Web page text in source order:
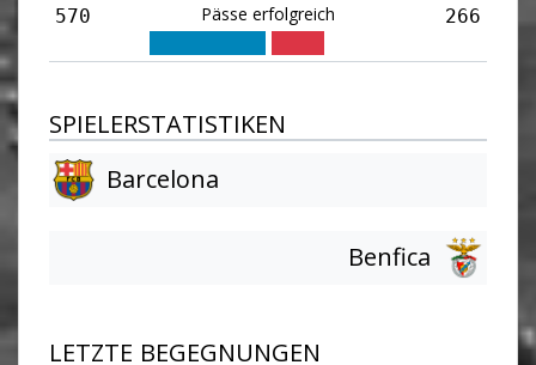
570 Pässe erfolgreich 266
SPIELERSTATISTIKEN
Barcelona
Benfica
LETZTE BEGEGNUNGEN